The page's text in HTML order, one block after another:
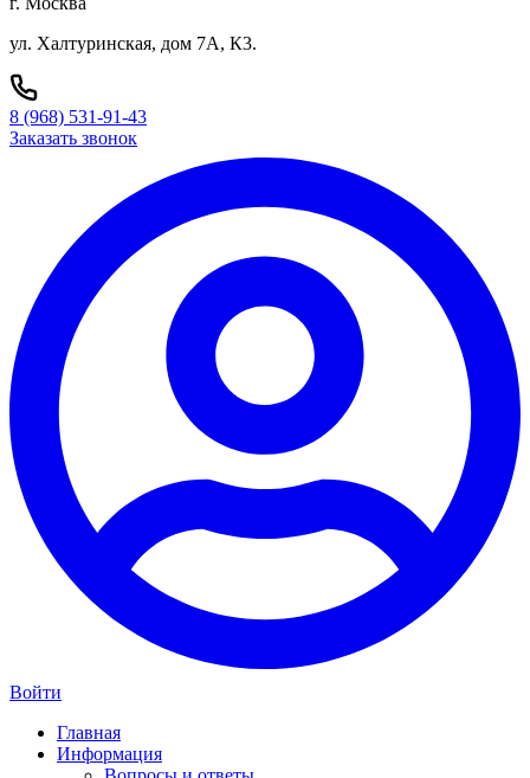
ул. Халтуринская, дом 7А, К3.
8 (968) 531-91-43
Заказать звонок
Войти
Главная
Информация